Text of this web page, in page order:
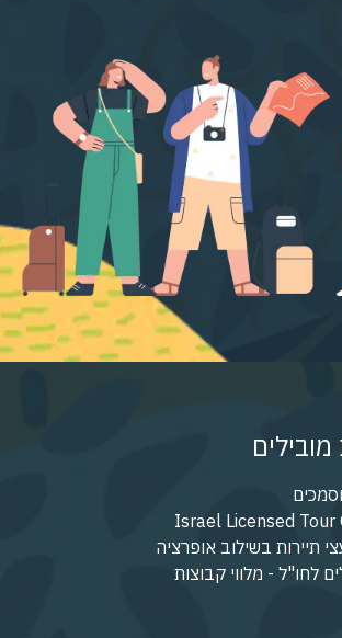
Israel Licensed Tour
תיירות בשילוב אופרציה
לחו"ל - מלווי קבוצות